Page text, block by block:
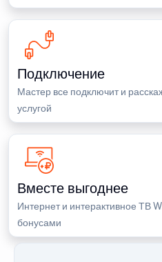
Подключение
Мастер все подключит и
услугой
Вместе выгоднее
Интернет и интерактивное ТВ
бонусами